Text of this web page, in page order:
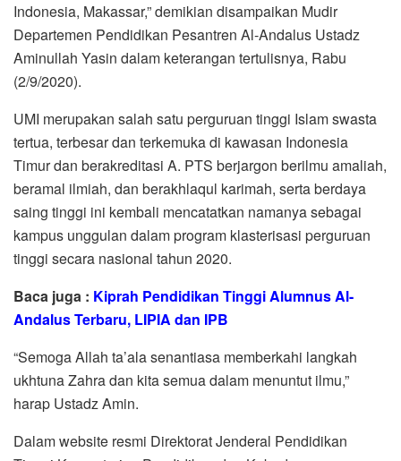
Indonesia, Makassar,” demikian disampaikan Mudir
Departemen Pendidikan Pesantren Al-Andalus Ustadz
Aminullah Yasin dalam keterangan tertulisnya, Rabu
(2/9/2020).
UMI merupakan salah satu perguruan tinggi Islam swasta
tertua, terbesar dan terkemuka di kawasan Indonesia
Timur dan berakreditasi A. PTS berjargon berilmu amaliah,
beramal ilmiah, dan berakhlaqul karimah, serta berdaya
saing tinggi ini kembali mencatatkan namanya sebagai
kampus unggulan dalam program klasterisasi perguruan
tinggi secara nasional tahun 2020.
Baca juga : Kiprah Pendidikan Tinggi Alumnus Al-
Andalus Terbaru, LIPIA dan IPB
“Semoga Allah ta’ala senantiasa memberkahi langkah
ukhtuna Zahra dan kita semua dalam menuntut ilmu,”
harap Ustadz Amin.
Dalam website resmi Direktorat Jenderal Pendidikan